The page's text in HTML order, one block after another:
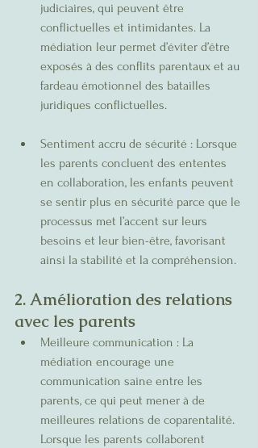
judiciaires, qui peuvent être
conflictuelles et intimidantes. La
médiation leur permet d’éviter d’être
exposés à des conflits parentaux et au
fardeau émotionnel des batailles
juridiques conflictuelles.
Sentiment accru de sécurité : Lorsque
les parents concluent des ententes
en collaboration, les enfants peuvent
se sentir plus en sécurité parce que le
processus met l’accent sur leurs
besoins et leur bien-être, favorisant
ainsi la stabilité et la compréhension.
2. Amélioration des relations
avec les parents
Meilleure communication : La
médiation encourage une
communication saine entre les
parents, ce qui peut mener à de
meilleures relations de coparentalité.
Lorsque les parents collaborent